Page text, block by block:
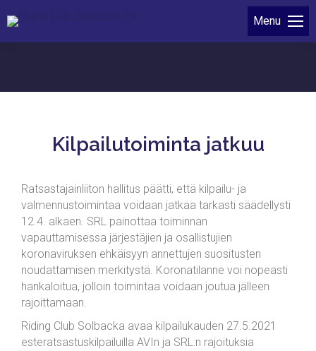
Menu
Kilpailutoiminta jatkuu
Ratsastajainliiton hallitus päätti, että kilpailu- ja
valmennustoimintaa voidaan jatkaa tarkasti säädellysti
12.4. alkaen. SRL painottaa toiminnan
vapauttamisessa järjestäjien ja osallistujien
koronaviruksen ehkäisyyn annettujen suositusten
noudattamisen merkitystä. Koronatilanne voi nopeasti
hankaloitua, jolloin toimintaa voidaan joutua jälleen
rajoittamaan.
Riding Club Solbacka avaa kilpailukauden 27.5.2021
esteratsastuskilpailuilla AVIn ja SRL:n rajoituksia